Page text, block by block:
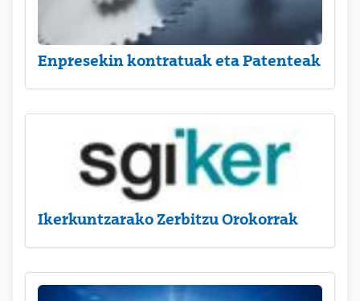
Enpresekin kontratuak eta Patenteak
Ikerkuntzarako Zerbitzu Orokorrak